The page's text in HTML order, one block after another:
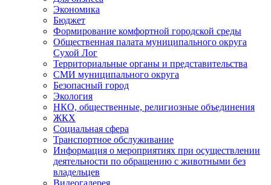
Экономика
Бюджет
Формирование комфортной городской среды
Общественная палата муниципального округа
Сухой Лог
Территориальные органы и представительства
СМИ муниципального округа
Безопасный город
Экология
НКО, общественные, религиозные объединения
ЖКХ
Социальная сфера
Транспортное обслуживание
Информация о мероприятиях при осуществлении
деятельности по обращению с животными без
владельцев
Видеогалерея